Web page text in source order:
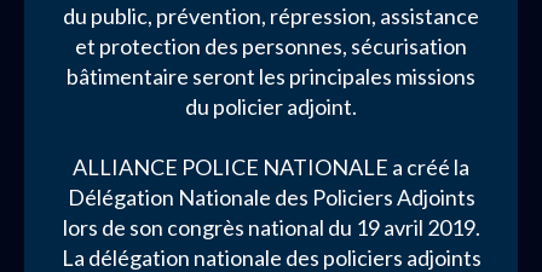
du public, prévention, répression, assistance
et protection des personnes, sécurisation
bâtimentaire seront les principales missions
du policier adjoint.
ALLIANCE POLICE NATIONALE a créé la
Délégation Nationale des Policiers Adjoints
lors de son congrès national du 19 avril 2019.
La délégation nationale des policiers adjoints